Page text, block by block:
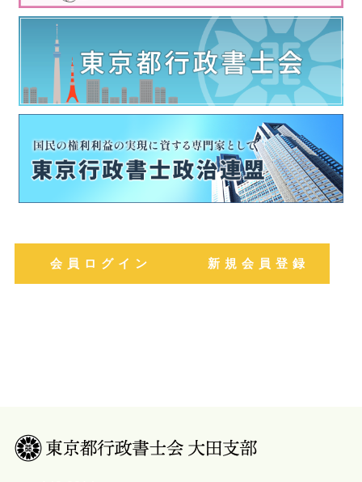
会 員 ロ グ イ ン 新 規 会 員 登 録